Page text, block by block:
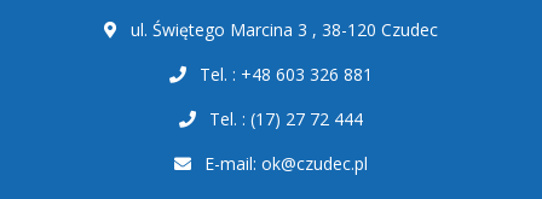
ul. Świętego Marcina 3 , 38-120 Czudec
Tel. : +48 603 326 881
Tel. : (17) 27 72 444
E-mail: ok@czudec.pl